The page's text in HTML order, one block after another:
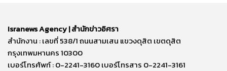
Isranews Agency | สำนักข่าวอิศรา
สำนักงาน : เลขที่ 538/1 ถนนสามเสน แขวงดุสิต เขตดุสิต
กรุงเทพมหานคร 10300
เบอร์โทรศัพท์ : 0-2241-3160 เบอร์โทรสาร 0-2241-3161